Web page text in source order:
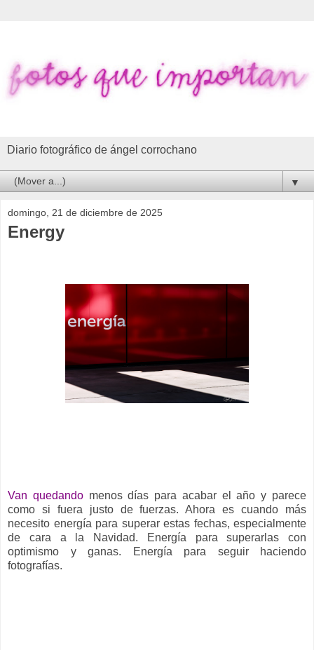
Diario fotográfico de ángel corrochano
▼
domingo, 21 de diciembre de 2025
Energy
Van quedando menos días para acabar el año y parece
como si fuera justo de fuerzas. Ahora es cuando más
necesito energía para superar estas fechas, especialmente
de cara a la Navidad. Energía para superarlas con
optimismo y ganas. Energía para seguir haciendo
fotografías.